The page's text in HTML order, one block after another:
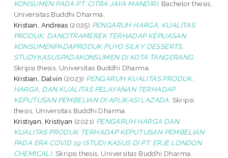
KONSUMEN PADA PT. CITRA JAYA MANDIRI. Bachelor thesis,
Universitas Buddhi Dharma.
Kristian, Andreas (2025) PENGARUH HARGA, KUALITAS
PRODUK, DANCITRAMEREK TERHADAP KEPUASAN
KONSUMENPADAPRODUK PUYO SILKY DESSERTS,
STUDYKASUSPADAKONSUMEN DI KOTA TANGERANG.
Skripsi thesis, Universitas Buddhi Dharma.
Kristian, Dalvin (2023) PENGARUH KUALITAS PRODUK,
HARGA, DAN KUALITAS PELAYANAN TERHADAP
KEPUTUSAN PEMBELIAN DI APLIKASI LAZADA. Skripsi
thesis, Universitas Buddhi Dharma.
Kristiyan, Kristiyan (2021) PENGARUH HARGA DAN
KUALITAS PRODUK TERHADAP KEPUTUSAN PEMBELIAN
PADA ERA COVID 19 (STUDI KASUS DI PT. ERJE LONDON
CHEMICAL). Skripsi thesis, Universitas Buddhi Dharma.